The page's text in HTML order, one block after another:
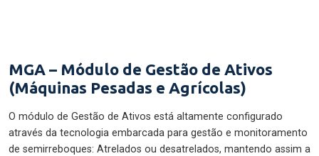
MGA – Módulo de Gestão de Ativos
(Máquinas Pesadas e Agrícolas)
O módulo de Gestão de Ativos está altamente configurado
através da tecnologia embarcada para gestão e monitoramento
de semirreboques: Atrelados ou desatrelados, mantendo assim a